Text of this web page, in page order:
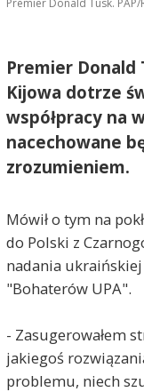
Premier Donald Tusk.
Premier Donald
Kijowa dotrze
współpracy na
nacechowane
zrozumieniem.
Mówił o tym na
do Polski z
nadania
"Bohaterów UPA".
- Zasugerowałem
jakiegoś
problemu, niech